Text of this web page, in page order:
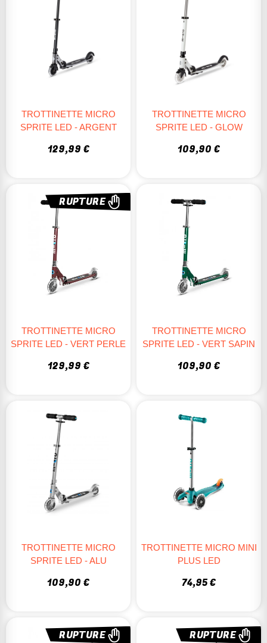
TROTTINETTE MICRO
SPRITE LED - ARGENT
129,99 €
TROTTINETTE MICRO
SPRITE LED - GLOW
109,90 €
RUPTURE
TROTTINETTE MICRO
SPRITE LED - VERT PERLE
129,99 €
TROTTINETTE MICRO
SPRITE LED - VERT SAPIN
109,90 €
TROTTINETTE MICRO
SPRITE LED - ALU
109,90 €
TROTTINETTE MICRO MINI
PLUS LED
74,95 €
RUPTURE RUPTURE